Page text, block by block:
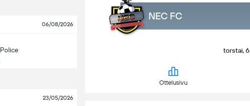
06/08/2026
Police
23/05/2026
NEC FC
torstai,
Ottelusivu